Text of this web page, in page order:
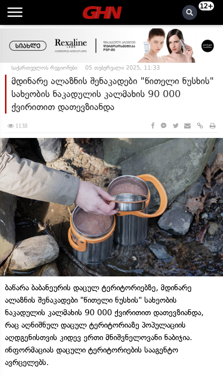
12+
საქართველოს რეგიონები 05 თებერვალი 2025, 11:33
მდინარე ალაზნის შენაკადები "წითელი ნუსხის"
სახეობის ნაკადულის კალმახის 90 000
ქვირითით დათევზიანდა
1138
ბაწარა ბაბანეურის დაცულ ტერიტორიებზე, მდინარე
ალაზნის შენაკადები "წითელი ნუსხის" სახეობის
ნაკადულის კალმახის 90 000 ქვირითით დათევზიანდა,
რაც აღნიშნულ დაცულ ტერიტორიაზე პოპულაციის
აღდგენისთვის კიდევ ერთი მნიშვნელოვანი ნაბიჯია.
ინფორმაციას დაცული ტერიტორიების სააგენტო
ავრცელებს.